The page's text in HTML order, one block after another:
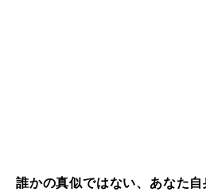
誰かの真似ではない、あなた